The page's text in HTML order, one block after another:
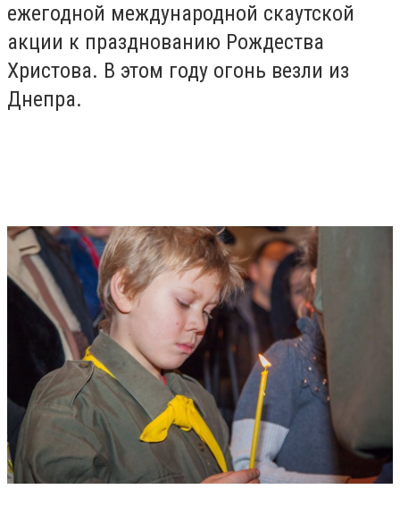
ежегодной международной скаутской
акции к празднованию Рождества
Христова. В этом году огонь везли из
Днепра.